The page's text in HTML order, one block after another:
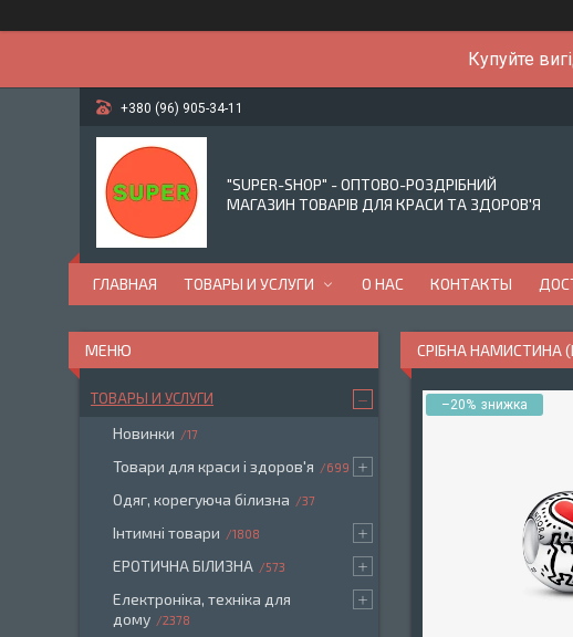
Купуйте
+380 (96) 905-34-11
"SUPER-SHOP" - ОПТОВО-РОЗДРІБНИЙ
МАГАЗИН ТОВАРІВ ДЛЯ КРАСИ ТА ЗДОРОВ'Я
ГЛАВНАЯ ТОВАРЫ И УСЛУГИ О НАС КОНТАКТЫ
СРІБНА НАМИСТИНА
–20%
ТОВАРЫ И УСЛУГИ
Новинки 17
Товари для краси і здоров'я 699
Одяг, корегуюча білизна 37
Інтимні товари 1808
ЕРОТИЧНА БІЛИЗНА 573
Електроніка, техніка для
дому
2378